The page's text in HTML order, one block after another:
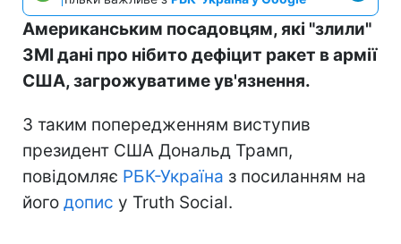
Американським посадовцям, які "злили"
ЗМІ дані про нібито дефіцит ракет в армії
США, загрожуватиме ув'язнення.
З таким попередженням виступив
президент США Дональд Трамп,
повідомляє РБК-Україна з посиланням на
його допис у Truth Social.